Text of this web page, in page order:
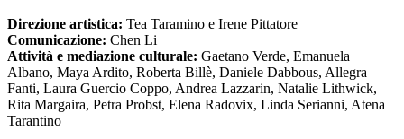
Direzione artistica: Tea Taramino e Irene Pittatore
Comunicazione: Chen Li
Attività e mediazione culturale: Gaetano Verde, Emanuela
Albano, Maya Ardito, Roberta Billè, Daniele Dabbous, Allegra
Fanti, Laura Guercio Coppo, Andrea Lazzarin, Natalie Lithwick,
Rita Margaira, Petra Probst, Elena Radovix, Linda Serianni, Atena
Tarantino